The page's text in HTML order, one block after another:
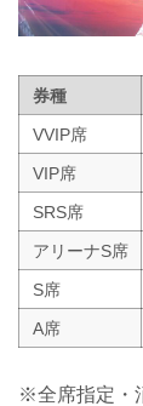
券種
VVIP席
VIP席
SRS席
アリーナS席
S席
A席
※全席指定・